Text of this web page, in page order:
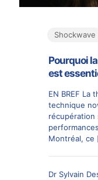
Shockwave
Pourquoi
est
EN BREF La
technique
récupération
Montréal, ce
Dr Sylvain